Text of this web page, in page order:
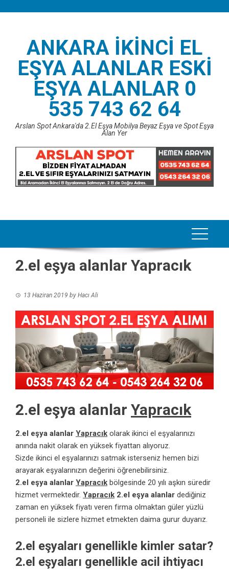
ANKARA İKINCI EL
EŞYA ALANLAR ESKI
EŞYA ALANLAR 0
535 743 62 64
Arslan Spot Ankara'da 2.El Eşya Mobilya Beyaz Eşya ve Spot Eşya
Alan Yer
2.el eşya alanlar Yapracık
13 Haziran 2019 by Hacı Ali
2.el eşya alanlar Yapracık
2.el eşya alanlar Yapracık olarak ikinci el eşyalarınızı
anında nakit olarak en yüksek fiyattan alıyoruz.
Sizde ikinci el eşyalarınızı satmak isterseniz hemen bizi
arayarak eşyalarınızın değerini öğrenebilirsiniz.
2.el eşya alanlar Yapracık bölgesinde 20 yılı aşkın süredir
hizmet vermektedir. Yapracık 2.el eşya alanlar dediğiniz
zaman en yüksek fiyatı veren firma olmaktan güler yüzlü
personeli ile sizlere hizmet etmekten daima gurur duyarız.
2.el eşyaları genellikle kimler satar?
2.el eşyaları genellikle acil ihtiyacı